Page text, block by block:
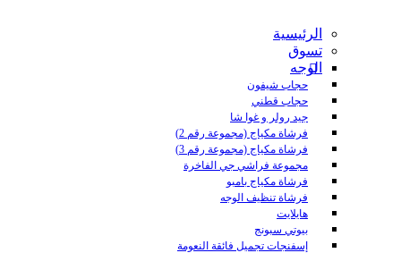
الرئيسية
تسوق
الوجه
حجاب شيفون
حجاب قطني
جيد رولر و غوا شا
فرشاة مكياج (مجموعة رقم 2)
فرشاة مكياج (مجموعة رقم 3)
مجموعة فراشي جي الفاخرة
فرشاة مكياج بامبو
فرشاة تنظيف الوجه
هايلايت
بيوتي سبونج
إسفنجات تجميل فائقة النعومة